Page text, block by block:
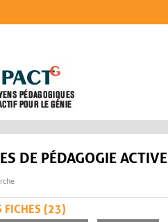
DE PÉDAGOGIE ACTIVE
FICHES (23)